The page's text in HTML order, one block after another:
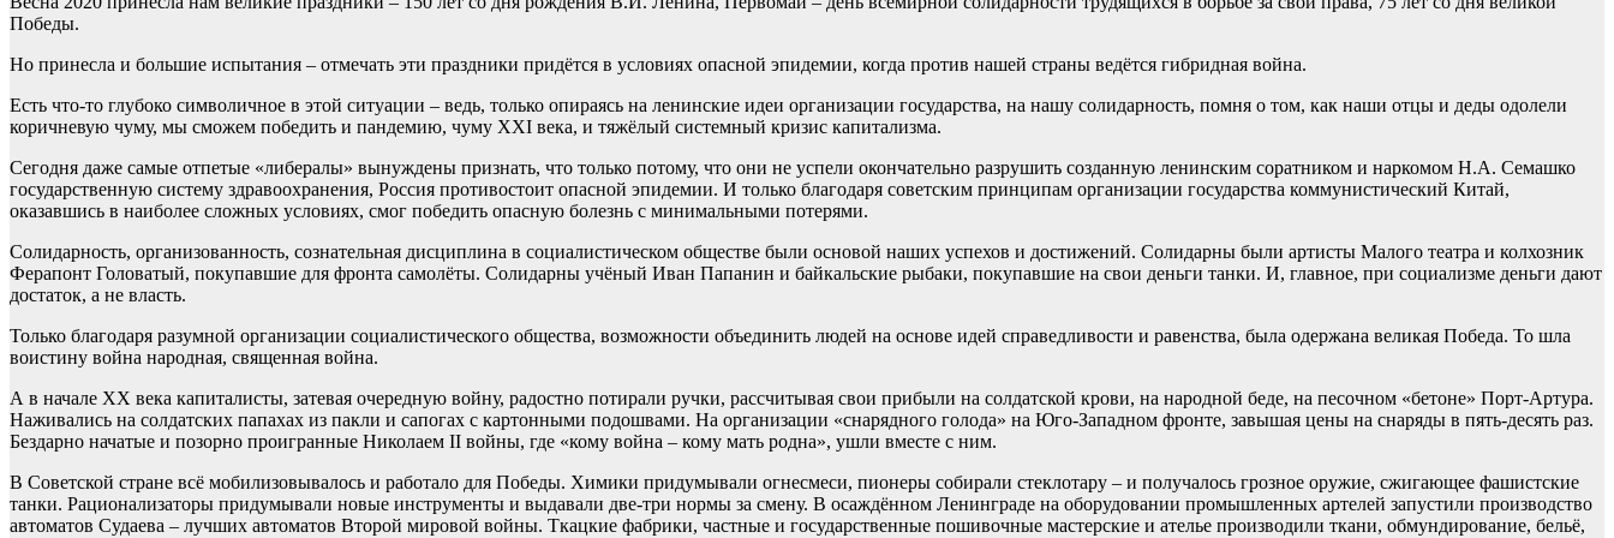
Победы.
Но принесла и большие испытания – отмечать эти праздники придётся в условиях опасной эпидемии, когда против нашей страны ведётся гибридная война.
Есть что-то глубоко символичное в этой ситуации – ведь, только опираясь на ленинские идеи организации государства, на нашу солидарность, помня о том, как наши отцы и деды одолели
коричневую чуму, мы сможем победить и пандемию, чуму XXI века, и тяжёлый системный кризис капитализма.
Сегодня даже самые отпетые «либералы» вынуждены признать, что только потому, что они не успели окончательно разрушить созданную ленинским соратником и наркомом Н.А. Семашко
государственную систему здравоохранения, Россия противостоит опасной эпидемии. И только благодаря советским принципам организации государства коммунистический Китай,
оказавшись в наиболее сложных условиях, смог победить опасную болезнь с минимальными потерями.
Солидарность, организованность, сознательная дисциплина в социалистическом обществе были основой наших успехов и достижений. Солидарны были артисты Малого театра и колхозник
Ферапонт Головатый, покупавшие для фронта самолёты. Солидарны учёный Иван Папанин и байкальские рыбаки, покупавшие на свои деньги танки. И, главное, при социализме деньги дают
достаток, а не власть.
Только благодаря разумной организации социалистического общества, возможности объединить людей на основе идей справедливости и равенства, была одержана великая Победа. То шла
воистину война народная, священная война.
А в начале ХХ века капиталисты, затевая очередную войну, радостно потирали ручки, рассчитывая свои прибыли на солдатской крови, на народной беде, на песочном «бетоне» Порт-Артура.
Наживались на солдатских папахах из пакли и сапогах с картонными подошвами. На организации «снарядного голода» на Юго-Западном фронте, завышая цены на снаряды в пять-десять раз.
Бездарно начатые и позорно проигранные Николаем II войны, где «кому война – кому мать родна», ушли вместе с ним.
В Советской стране всё мобилизовывалось и работало для Победы. Химики придумывали огнесмеси, пионеры собирали стеклотару – и получалось грозное оружие, сжигающее фашистские
танки. Рационализаторы придумывали новые инструменты и выдавали две-три нормы за смену. В осаждённом Ленинграде на оборудовании промышленных артелей запустили производство
автоматов Судаева – лучших автоматов Второй мировой войны. Ткацкие фабрики, частные и государственные пошивочные мастерские и ателье производили ткани, обмундирование, бельё,